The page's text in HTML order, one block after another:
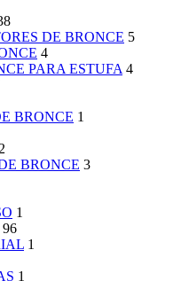
DE BRONCE 5
4
PARA ESTUFA 4
BRONCE 1
2
BRONCE 3
1
96
1
1